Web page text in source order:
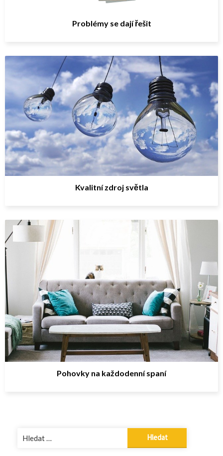
Problémy se dají řešit
Kvalitní zdroj světla
Pohovky na každodenní spaní